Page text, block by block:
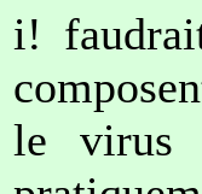
i!
le virus